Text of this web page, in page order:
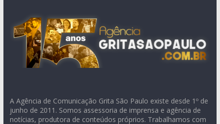
A Agência de Comunicação Grita São Paulo existe desde 1º de
junho de 2011. Somos assessoria de imprensa e agência de
notícias, produtora de conteúdos próprios. Trabalhamos com